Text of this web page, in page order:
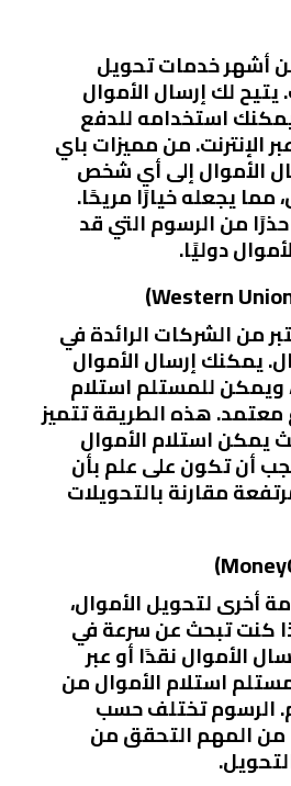
أشهر خدمات تحويل
يتيح لك إرسال الأموال
استخدامه للدفع
الإنترنت. من مميزات باي
الأموال إلى أي شخص
مما يجعله خيارًا مريحًا.
من الرسوم التي قد
دوليًا.
من الشركات الرائدة في
يمكنك إرسال الأموال
ويمكن للمستلم استلام
معتمد. هذه الطريقة تتميز
يمكن استلام الأموال
أن تكون على علم بأن
مقارنة بالتحويلات
أخرى لتحويل الأموال،
كنت تبحث عن سرعة في
الأموال نقدًا أو عبر
استلام الأموال من
الرسوم تختلف حسب
من المهم التحقق من